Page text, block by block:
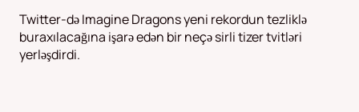
Twitter-də Imagine Dragons yeni rekordun tezliklə
buraxılacağına işarə edən bir neçə sirli tizer tvitləri
yerləşdirdi.